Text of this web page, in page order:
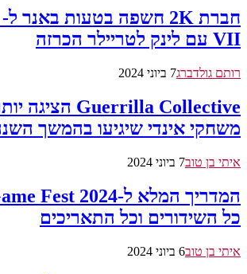
VII עם לינק לטריילר הכרזה
רותם גולדברג7 ביוני 2024
משחקי אינדי שיגיעו בהמשך
איתי בן טוב7 ביוני 2024
כל השידורים וכל התאריכים
איתי בן טוב6 ביוני 2024